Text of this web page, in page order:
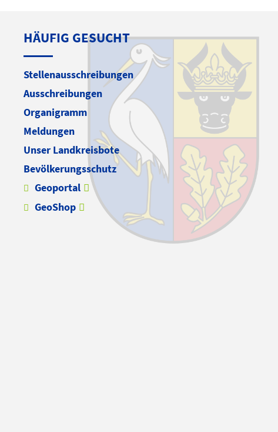
HÄUFIG GESUCHT
Stellenausschreibungen
Ausschreibungen
Organigramm
Meldungen
Unser Landkreisbote
Bevölkerungsschutz
Geoportal
GeoShop